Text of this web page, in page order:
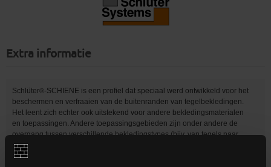
Extra informatie
Schlüter®-SCHIENE is een profiel dat speciaal werd ontwikkeld voor het
beschermen en verfraaien van de buitenranden van tegelbekledingen.
Het leent zich echter ook uitstekend voor andere bekledingsmaterialen
en toepassingen. Andere toepassingsgebieden zijn onder andere de
overgang tussen verschillende bekledingstypes (bijv. van tegels naar
tapijt), plintafdekkingen, randbescherming aan bewegingsvoegen,
zuivere en decoratieve afsluitranden van traptreden, oppervlakte- en